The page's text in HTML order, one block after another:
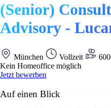
(Senior)
Advisory -
München Vollzeit
Kein Homeoffice möglich
Jetzt bewerben
Auf einen Blick